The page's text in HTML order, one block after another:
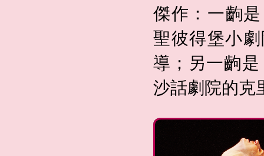
傑作：一齣
聖彼得堡小
導；另一齣是
沙話劇院的克